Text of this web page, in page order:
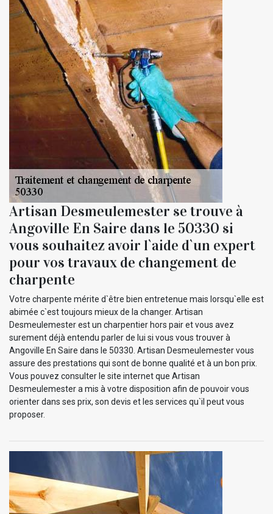
Artisan Desmeulemester se trouve à
Angoville En Saire dans le 50330 si
vous souhaitez avoir l`aide d`un expert
pour vos travaux de changement de
charpente
Votre charpente mérite d`être bien entretenue mais lorsqu`elle est
abimée c`est toujours mieux de la changer. Artisan
Desmeulemester est un charpentier hors pair et vous avez
surement déjà entendu parler de lui si vous vous trouver à
Angoville En Saire dans le 50330. Artisan Desmeulemester vous
assure des prestations qui sont de bonne qualité et à un bon prix.
Vous pouvez consulter le site internet que Artisan
Desmeulemester a mis à votre disposition afin de pouvoir vous
orienter dans ses prix, son devis et les services qu`il peut vous
proposer.